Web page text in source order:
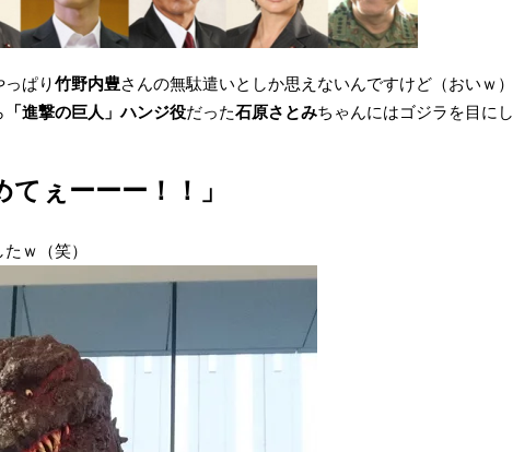
ぱり竹野内豊さんの無駄遣いとしか思えないんですけど（おいｗ）
「進撃の巨人」ハンジ役だった石原さとみちゃんにはゴジラを目にし
てぇーーー！！」
ｗ（笑）